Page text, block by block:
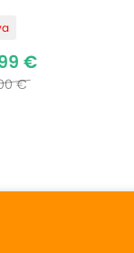
a masáže
do
€
€